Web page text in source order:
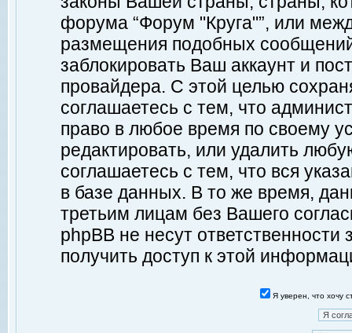
форума “Форум "Круга"”, или
размещения подобных
заблокировать Ваш аккаунт и
провайдера. С этой целью
соглашаетесь с тем, что
право в любое время по своему
редактировать, или удалить
соглашаетесь с тем, что вся
в базе данных. В то же время,
третьим лицам без Вашего
phpBB не несут ответственности
получить доступ к этой
Я уверен, что хочу